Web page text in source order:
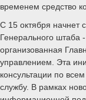
временем средство
С 15 октября начнет
Генерального штаба
организованная
управлением. Эта
консультации по
службу. В рамках